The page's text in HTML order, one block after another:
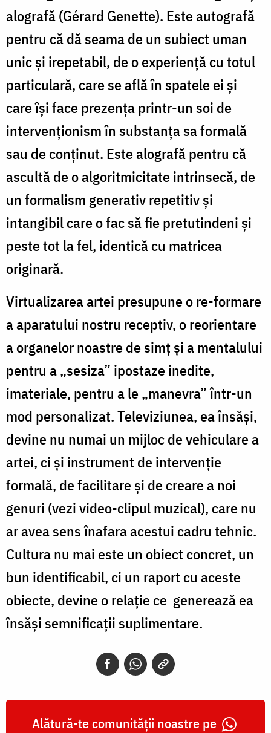
alografă (Gérard Genette). Este autografă
pentru că dă seama de un subiect uman
unic și irepetabil, de o experiență cu totul
particulară, care se află în spatele ei și
care își face prezența printr-un soi de
intervenționism în substanța sa formală
sau de conținut. Este alografă pentru că
ascultă de o algoritmicitate intrinsecă, de
un formalism generativ repetitiv și
intangibil care o fac să fie pretutindeni și
peste tot la fel, identică cu matricea
originară.
Virtualizarea artei presupune o re-formare
a aparatului nostru receptiv, o reorientare
a organelor noastre de simț și a mentalului
pentru a „sesiza” ipostaze inedite,
imateriale, pentru a le „manevra” într-un
mod personalizat. Televiziunea, ea însăși,
devine nu numai un mijloc de vehiculare a
artei, ci și instrument de intervenție
formală, de facilitare și de creare a noi
genuri (vezi video-clipul muzical), care nu
ar avea sens înafara acestui cadru tehnic.
Cultura nu mai este un obiect concret, un
bun identificabil, ci un raport cu aceste
obiecte, devine o relație ce generează ea
însăși semnificaţii suplimentare.
Alătură-te comunității noastre pe